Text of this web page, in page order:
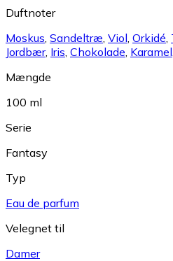
Duftnoter
Moskus Sandeltræ Viol Orkidé
Jordbær, Iris Chokolade Karamel
Mængde
100 ml
Serie
Fantasy
Typ
Eau de parfum
Velegnet til
Damer